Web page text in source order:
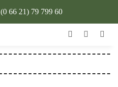
(0 66 21) 79 799 60